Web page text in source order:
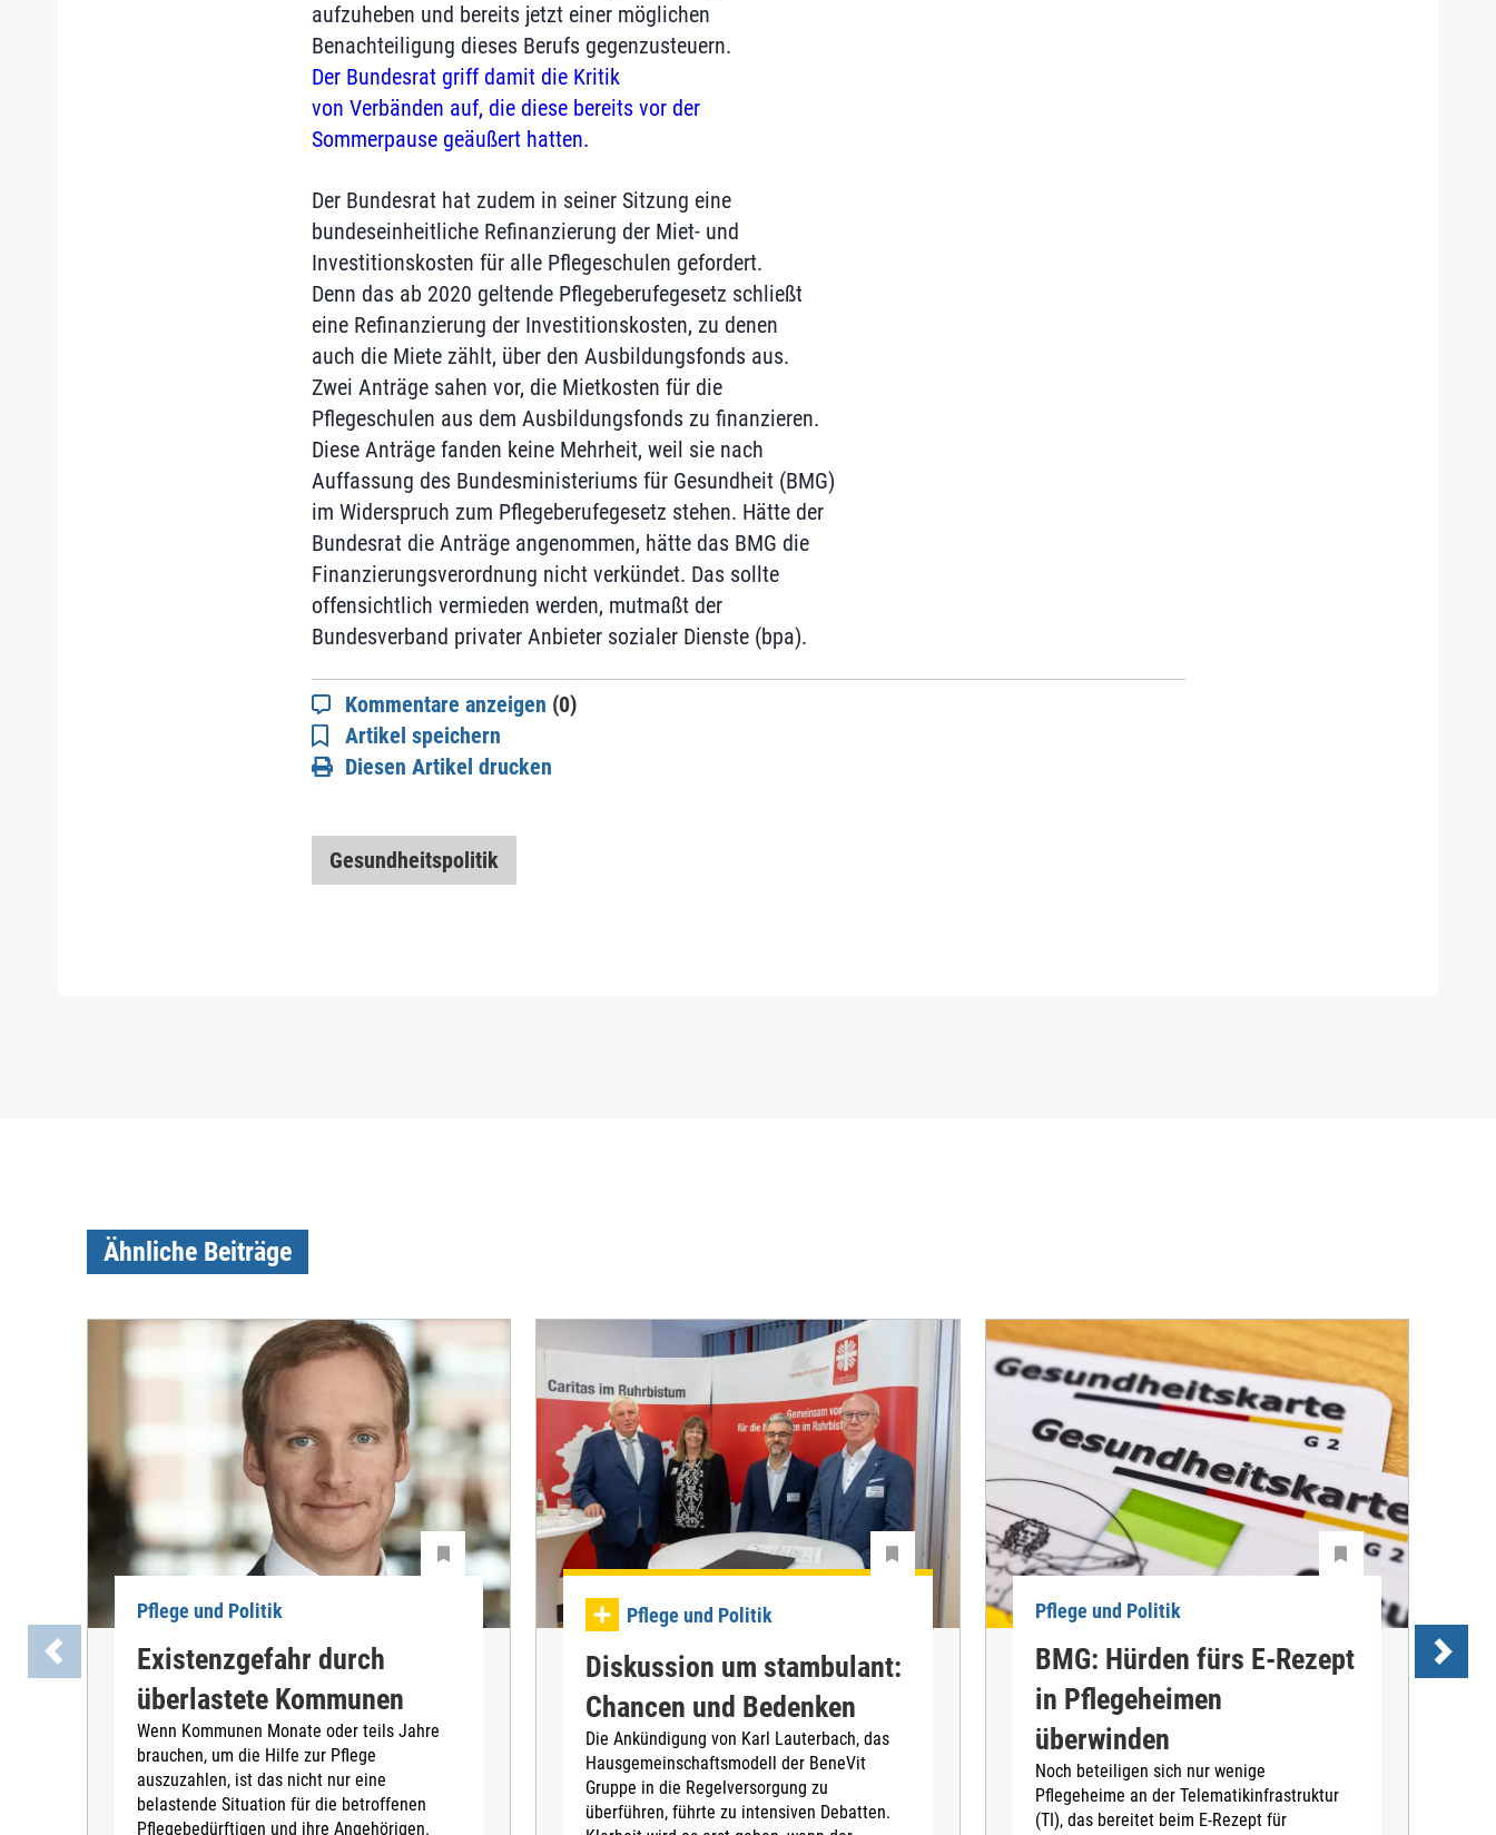
aufzuheben und bereits jetzt einer möglichen
Benachteiligung dieses Berufs gegenzusteuern.
Der Bundesrat griff damit die Kritik
von Verbänden auf, die diese bereits vor der
Sommerpause geäußert hatten.
Der Bundesrat hat zudem in seiner Sitzung eine
bundeseinheitliche Refinanzierung der Miet- und
Investitionskosten für alle Pflegeschulen gefordert.
Denn das ab 2020 geltende Pflegeberufegesetz schließt
eine Refinanzierung der Investitionskosten, zu denen
auch die Miete zählt, über den Ausbildungsfonds aus.
Zwei Anträge sahen vor, die Mietkosten für die
Pflegeschulen aus dem Ausbildungsfonds zu finanzieren.
Diese Anträge fanden keine Mehrheit, weil sie nach
Auffassung des Bundesministeriums für Gesundheit (BMG)
im Widerspruch zum Pflegeberufegesetz stehen. Hätte der
Bundesrat die Anträge angenommen, hätte das BMG die
Finanzierungsverordnung nicht verkündet. Das sollte
offensichtlich vermieden werden, mutmaßt der
Bundesverband privater Anbieter sozialer Dienste (bpa).
Kommentare anzeigen (0)
Artikel speichern
Diesen Artikel drucken
Gesundheitspolitik
Ähnliche Beiträge
Pflege und Politik
Existenzgefahr durch
überlastete Kommunen
Wenn Kommunen Monate oder teils Jahre
brauchen, um die Hilfe zur Pflege
auszuzahlen, ist das nicht nur eine
belastende Situation für die betroffenen
Pflegebedürftigen und ihre Angehörigen.
Pflege und Politik
Diskussion um stambulant:
Chancen und Bedenken
Die Ankündigung von Karl Lauterbach, das
Hausgemeinschaftsmodell der BeneVit
Gruppe in die Regelversorgung zu
überführen, führte zu intensiven Debatten.
Pflege und Politik
BMG: Hürden fürs E-Rezept
in Pflegeheimen
überwinden
Noch beteiligen sich nur wenige
Pflegeheime an der Telematikinfrastruktur
(TI), das bereitet beim E-Rezept für